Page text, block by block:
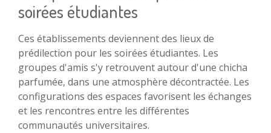
soirées étudiantes
Ces établissements deviennent des lieux de
prédilection pour les soirées étudiantes. Les
groupes d'amis s'y retrouvent autour d'une chicha
parfumée, dans une atmosphère décontractée. Les
configurations des espaces favorisent les échanges
et les rencontres entre les différentes
communautés universitaires.